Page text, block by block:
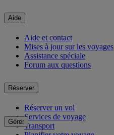
Aide
Aide et contact
Mises à jour sur les voyages
Assistance spéciale
Forum aux questions
Réserver
Réserver un vol
Services de voyage
Transport
Gérer